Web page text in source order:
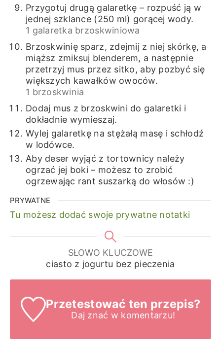
Przygotuj drugą galaretkę – rozpuść ją w
jednej szklance (250 ml) gorącej wody.
1 galaretka brzoskwiniowa
Brzoskwinię sparz, zdejmij z niej skórkę, a
miąższ zmiksuj blenderem, a następnie
przetrzyj mus przez sitko, aby pozbyć się
większych kawałków owoców.
1 brzoskwinia
Dodaj mus z brzoskwini do galaretki i
dokładnie wymieszaj.
Wylej galaretkę na stężałą masę i schłodź
w lodówce.
Aby deser wyjąć z tortownicy należy
ogrzać jej boki – możesz to zrobić
ogrzewając rant suszarką do włosów :)
PRYWATNE
Tu możesz dodać swoje prywatne notatki
SŁOWO KLUCZOWE
ciasto z jogurtu bez pieczenia
Przetestować ten przepis?
Daj znać w komentarzu!